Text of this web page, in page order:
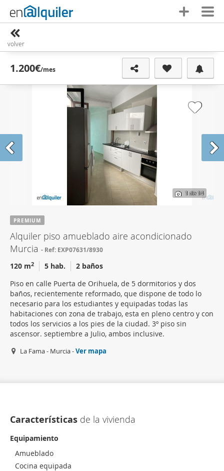
volver
1.200€/mes
1 de 14
PREMIUM
Alquiler piso amueblado aire acondicionado
Murcia
Ref: EXP07631/8930
120 m2 5 hab.
2 baños
Piso en calle Puerta de Orihuela, de 5 dormitorios y dos
baños, recientemente reformado, que dispone de todo lo
necesario para los estudiantes y equipadas todas las
habitaciones con zona de trabajo, esta en pleno centro y con
todos los servicios a los pies de la ciudad. 3º piso sin
ascensor. septiembre a Julio, ambos inclusive.
La Fama - Murcia -Ver mapa
Características de la vivienda
Equipamiento
Amueblado
Cocina equipada